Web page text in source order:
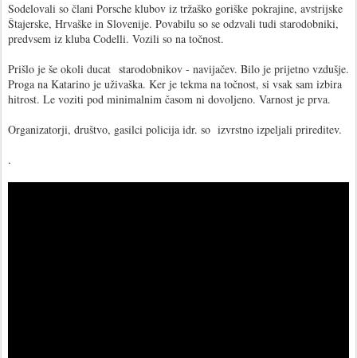
Sodelovali so člani Porsche klubov iz tržaško goriške pokrajine, avstrijske
Štajerske, Hrvaške in Slovenije. Povabilu so se odzvali tudi starodobniki,
predvsem iz kluba Codelli. Vozili so na točnost.
Prišlo je še okoli ducat starodobnikov - navijačev. Bilo je prijetno vzdušje.
Proga na Katarino je uživaška. Ker je tekma na točnost, si vsak sam izbira
hitrost. Le voziti pod minimalnim časom ni dovoljeno. Varnost je prva.
Organizatorji, društvo, gasilci policija idr. so izvrstno izpeljali prireditev.
.